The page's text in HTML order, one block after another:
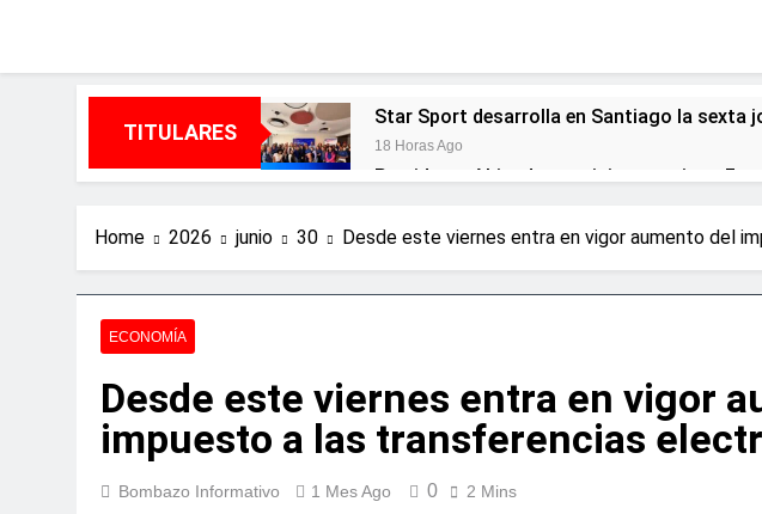
TITULARES
Star Sport desarrolla en Santiago la sexta
18 Horas Ago
Presidente Abinader participa en primer
Irán condiciona reapertura de Ormuz al fin
Agricultura impulsará la mecanización del
Marileidy Paulino conquista el oro en los
1 Día Ago
Sector de bancas deportivas plantea
2 Días Ago
Home 2026 junio 30 Desde este viernes entra en vigor aumento del
ECONOMÍA
Desde este viernes entra en vigor
impuesto a las transferencias
Bombazo Informativo 1 Mes Ago 0 2 Mins